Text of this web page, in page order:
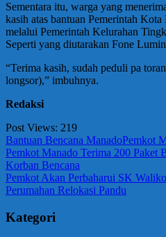
Sementara itu, warga yang
kasih atas bantuan Pemerintah
melalui Pemerintah Kelurahan
Seperti yang diutarakan Fone
“Terima kasih, sudah peduli pa
longsor),” imbuhnya.
Redaksi
Post Views: 219
Bantuan Bencana ManadoPemkot
Navigasi
pos
Previous
Post:
Pemkot Manado Terima 200 Paket
Korban Bencana
Next
Post:
Pemkot Akan Perbaharui SK
Perumahan Relokasi Pandu
Kategori